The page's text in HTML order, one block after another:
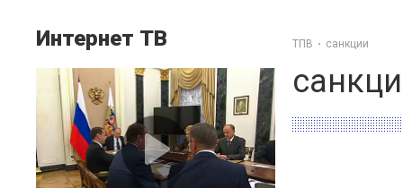
Интернет ТВ ТПВ санкции